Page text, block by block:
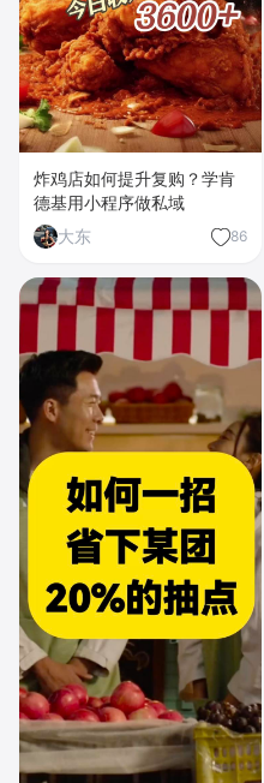
炸鸡店如何提升复购？学肯
德基用小程序做私域
大东
86